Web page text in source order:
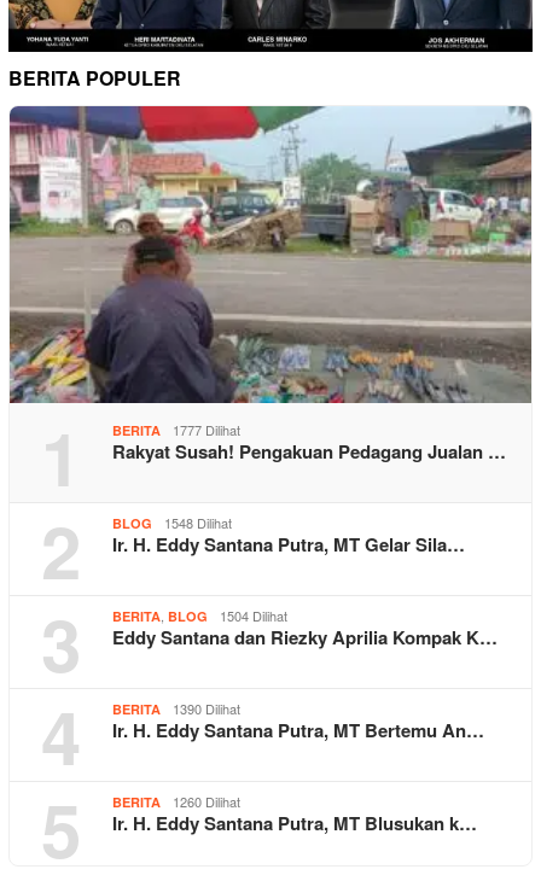
BERITA POPULER
1 BERITA 1777 Dilihat
Rakyat Susah! Pengakuan Pedagang Jualan …
2 BLOG 1548 Dilihat
Ir. H. Eddy Santana Putra, MT Gelar Sila…
3 BERITA BLOG 1504 Dilihat
Eddy Santana dan Riezky Aprilia Kompak K…
4 BERITA 1390 Dilihat
Ir. H. Eddy Santana Putra, MT Bertemu An…
5 BERITA 1260 Dilihat
Ir. H. Eddy Santana Putra, MT Blusukan k…